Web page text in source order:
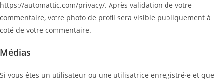
https://automattic.com/privacy/. Après validation de votre
commentaire, votre photo de profil sera visible publiquement à
coté de votre commentaire.
Médias
Si vous êtes un utilisateur ou une utilisatrice enregistré·e et que